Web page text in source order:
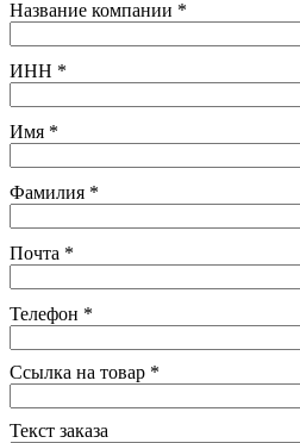
Название компании *
ИНН *
Имя *
Фамилия *
Почта *
Телефон *
Ссылка на товар *
Текст заказа